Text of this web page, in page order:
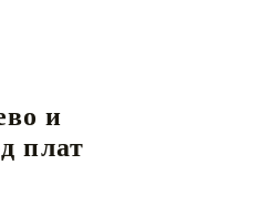
и
плат